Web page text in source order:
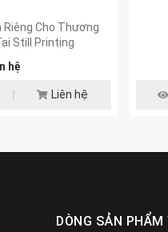
Riêng Cho Thương
Still Printing
hệ
Liên hệ
DÒNG SẢN PHẨM